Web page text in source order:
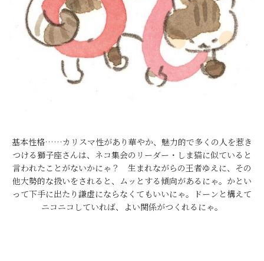
基本性格……カリスマ性があり華やか、魅力的で多くの人を惹き
つける獅子座さんは、ネコ集会のリーダー・しま猫に似ていると
言われたことがないかにゃ？ 生まれながらの王者ゆえに、その
他大勢的な扱いをされると、ムッとする傾向があるにゃ。かとい
って下手に出たり謙虚にならなくてもいいにゃ。ドーンと構えて
ニコニコしていれば、よい関係がつくれるにゃ。